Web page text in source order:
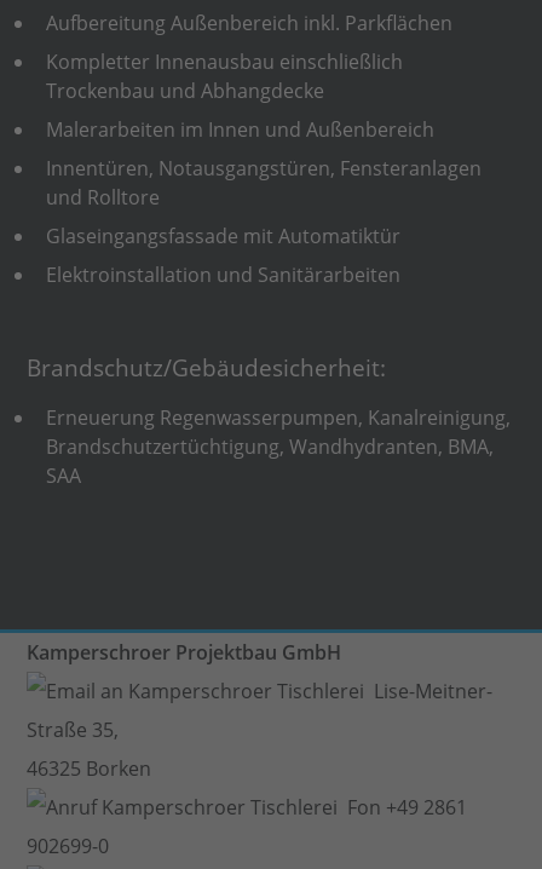
Aufbereitung Außenbereich inkl. Parkflächen
Kompletter Innenausbau einschließlich
Trockenbau und Abhangdecke
Malerarbeiten im Innen und Außenbereich
Innentüren, Notausgangstüren, Fensteranlagen
und Rolltore
Glaseingangsfassade mit Automatiktür
Elektroinstallation und Sanitärarbeiten
Brandschutz/Gebäudesicherheit:
Erneuerung Regenwasserpumpen, Kanalreinigung,
Brandschutzertüchtigung, Wandhydranten, BMA,
SAA
Kamperschroer Projektbau GmbH
Lise-Meitner-
Straße 35,
46325 Borken
Fon +49 2861
902699-0